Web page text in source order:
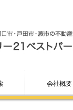
会社概要